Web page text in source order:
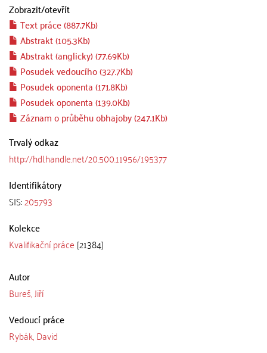
Zobrazit/otevřít
Text práce (887.7Kb)
Abstrakt (105.3Kb)
Abstrakt (anglicky) (77.69Kb)
Posudek vedoucího (327.7Kb)
Posudek oponenta (171.8Kb)
Posudek oponenta (139.0Kb)
Záznam o průběhu obhajoby (247.1Kb)
Trvalý odkaz
http://hdl.handle.net/20.500.11956/195377
Identifikátory
SIS:205793
Kolekce
Kvalifikační práce [21384]
Autor
Bureš, Jiří
Vedoucí práce
Rybák, David